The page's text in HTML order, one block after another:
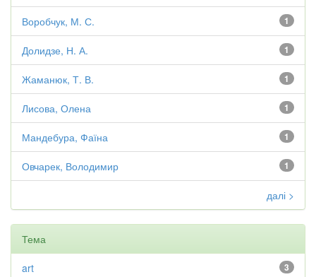
1
Воробчук, М. С.
1
Долидзе, Н. А.
1
Жаманюк, Т. В.
1
Лисова, Олена
1
Мандебура, Фаїна
1
Овчарек, Володимир
далі >
Тема
3
art